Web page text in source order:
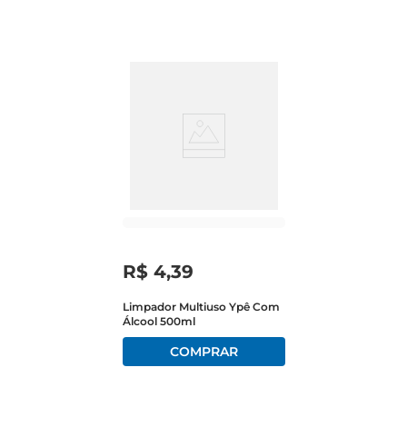
R$ 4,39
Limpador Multiuso Ypê Com
Álcool 500ml